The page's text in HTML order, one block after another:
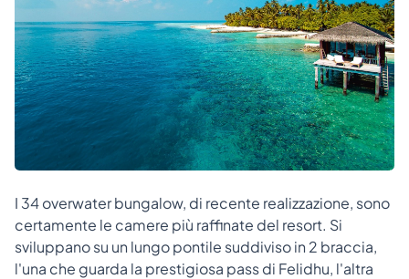
I 34 overwater bungalow, di recente realizzazione, sono
certamente le camere più raffinate del resort. Si
sviluppano su un lungo pontile suddiviso in 2 braccia,
l'una che guarda la prestigiosa pass di Felidhu, l'altra